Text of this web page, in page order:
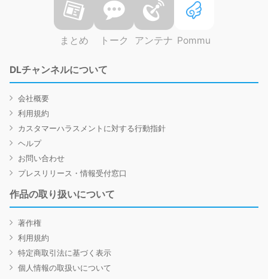
まとめ トーク アンテナ Pommu
DLチャンネルについて
会社概要
利用規約
カスタマーハラスメントに対する行動指針
ヘルプ
お問い合わせ
プレスリリース・情報受付窓口
作品の取り扱いについて
著作権
利用規約
特定商取引法に基づく表示
個人情報の取扱いについて